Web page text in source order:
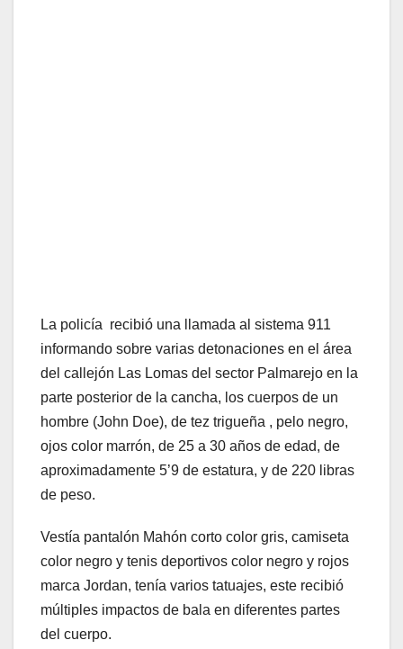
La policía recibió una llamada al sistema 911
informando sobre varias detonaciones en el área
del callejón Las Lomas del sector Palmarejo en la
parte posterior de la cancha, los cuerpos de un
hombre (John Doe), de tez trigueña , pelo negro,
ojos color marrón, de 25 a 30 años de edad, de
aproximadamente 5’9 de estatura, y de 220 libras
de peso.
Vestía pantalón Mahón corto color gris, camiseta
color negro y tenis deportivos color negro y rojos
marca Jordan, tenía varios tatuajes, este recibió
múltiples impactos de bala en diferentes partes
del cuerpo.